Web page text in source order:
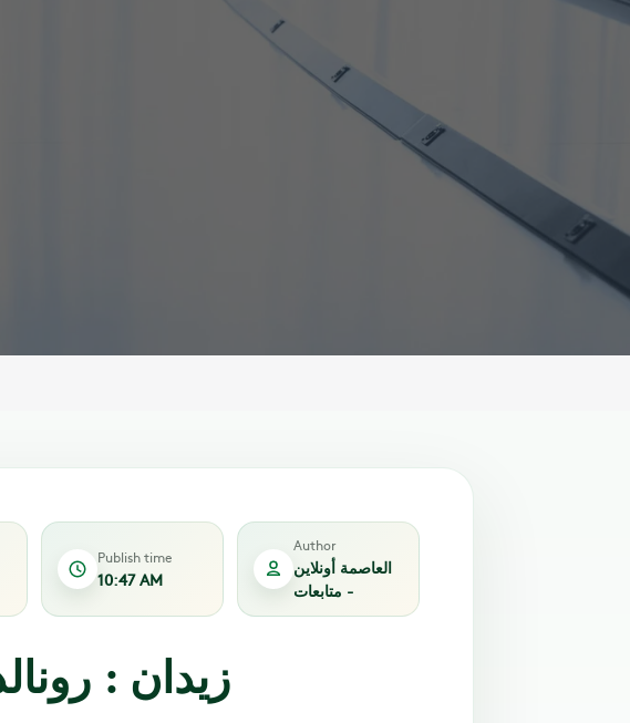
Publish time
10:47 AM
Author
العاصمة أونلاين
- متابعات
زيدان : رونالدوالأفضل في العالم